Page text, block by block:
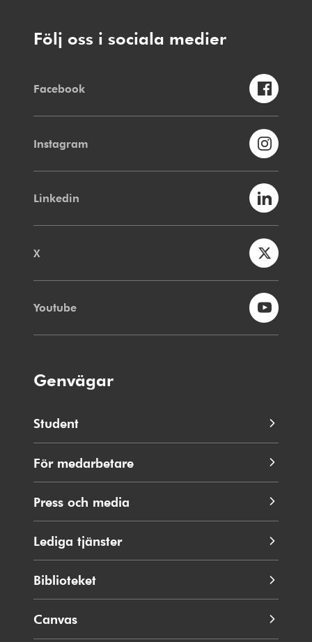
Följ oss i sociala medier
Facebook
Instagram
Linkedin
X
Youtube
Genvägar
Student
För medarbetare
Press och media
Lediga tjänster
Biblioteket
Canvas